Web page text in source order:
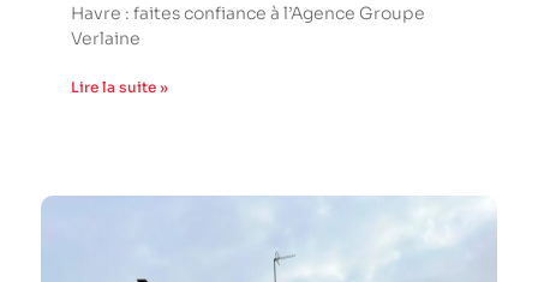
Havre : faites confiance à l’Agence Groupe
Verlaine
Lire la suite »